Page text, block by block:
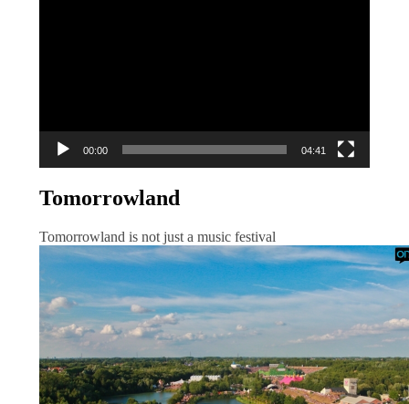
00:00 04:41
Tomorrowland
Tomorrowland is not just a music festival